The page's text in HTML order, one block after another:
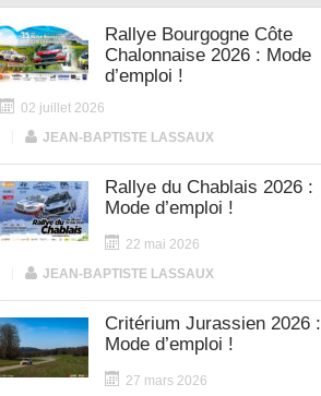
Rallye Bourgogne Côte
Chalonnaise 2026 : Mode
d’emploi !
02 juillet 2026
JEAN-BAPTISTE LASSAUX
Rallye du Chablais 2026 :
Mode d’emploi !
22 mai 2026
JEAN-BAPTISTE LASSAUX
Critérium Jurassien 2026 :
Mode d’emploi !
27 mars 2026